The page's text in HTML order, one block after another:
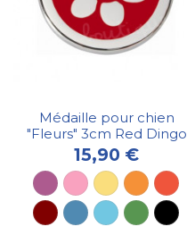
Médaille pour chien
"Fleurs" 3cm Red Dingo
15,90 €